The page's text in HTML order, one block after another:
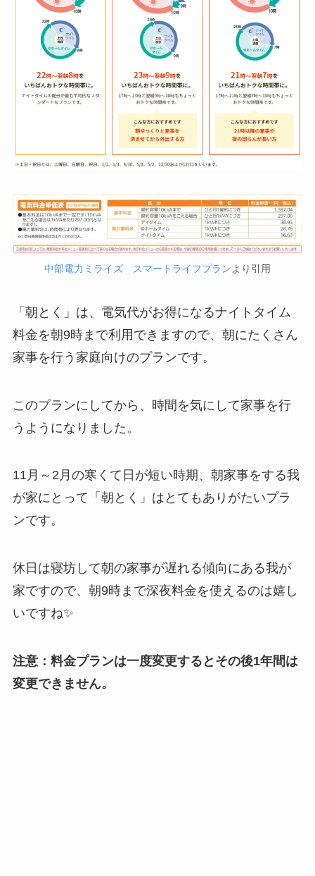
中部電力ミライズ スマートライフプランより引用
「朝とく」は、電気代がお得になるナイトタイム
料金を朝9時まで利用できますので、朝にたくさん
家事を行う家庭向けのプランです。
このプランにしてから、時間を気にして家事を行
うようになりました。
11月～2月の寒くて日が短い時期、朝家事をする我
が家にとって「朝とく」はとてもありがたいプラ
ンです。
休日は寝坊して朝の家事が遅れる傾向にある我が
家ですので、朝9時まで深夜料金を使えるのは嬉し
いですね✨
注意：料金プランは一度変更するとその後1年間は
変更できません。